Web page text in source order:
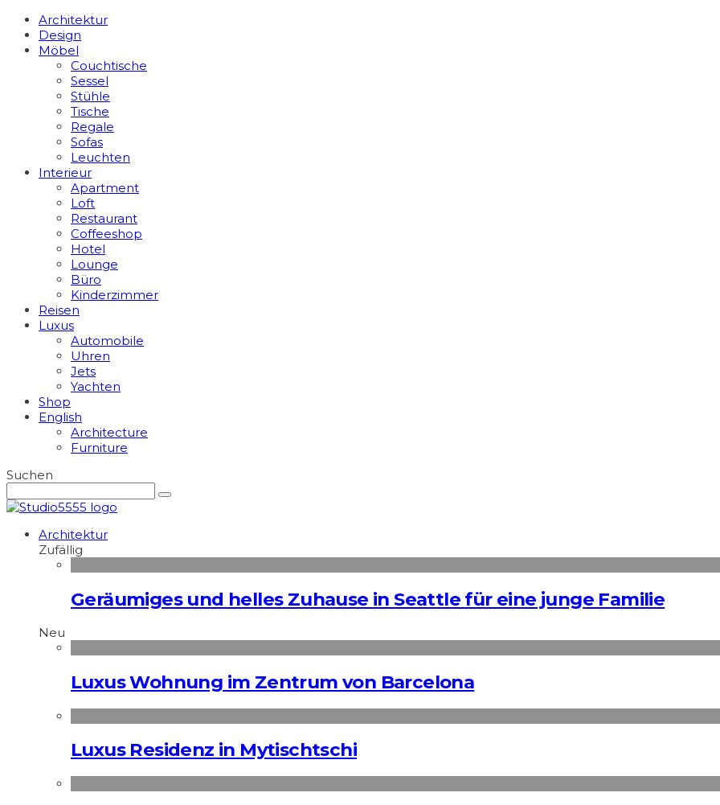
Architektur
Design
Möbel
Couchtische
Sessel
Stühle
Tische
Regale
Sofas
Leuchten
Interieur
Apart­ment
Loft
Restaurant
Coffeeshop
Hotel
Lounge
Büro
Kinderzimmer
Reisen
Luxus
Automobile
Uhren
Jets
Yachten
Shop
English
Architecture
Furniture
Suchen
Architektur
Zufällig
Geräumiges und helles Zuhause in Seattle für eine junge Familie
Neu
Luxus Wohnung im Zentrum von Barcelona
Luxus Residenz in Mytischtschi